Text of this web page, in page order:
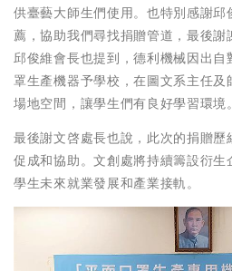
供臺藝大師生們使用。也特別感謝邱
薦，協助我們尋找捐贈管道，最後謝
邱俊維會長也提到，德利機械因出
罩生產機器予學校，在圖文系主任
場地空間，讓學生們有良好學習環境。
最後謝文啓處長也說，此次的捐贈
促成和協助。文創處將持續籌設衍
學生未來就業發展和產業接軌。